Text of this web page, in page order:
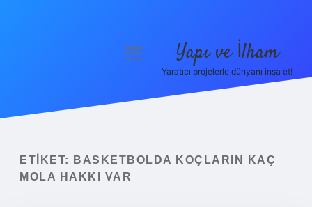
Yasal Uyarı
menüyü
Yapı ve İlham
Yaratıcı projelerle dünyanı inşa et!
ETIKET:
BASKETBOLDA KOÇLARIN KAÇ
MOLA HAKKI VAR